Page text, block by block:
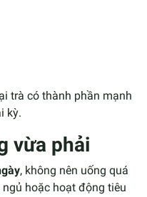
trà có thành phần mạnh
kỳ.
vừa phải
, không nên uống quá
hoặc hoạt động tiêu